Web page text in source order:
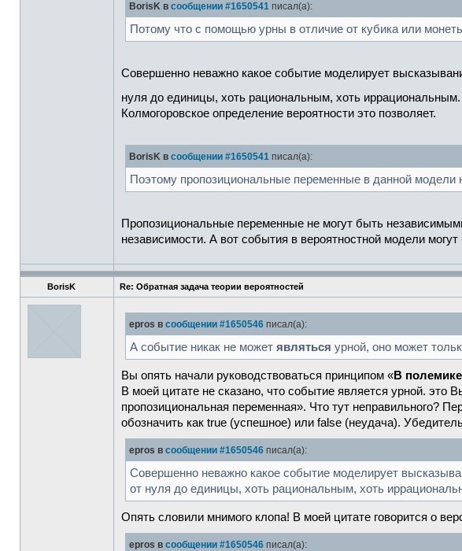
BorisK в сообщении #1650541 писал(а):
Потому что с помощью урны в отличие от кубика или
Совершенно неважно какое событие моделирует
нуля до единицы, хоть рациональным, хоть
Колмогоровское определение вероятности это позволяет.
BorisK в сообщении #1650541 писал(а):
Поэтому пропозициональные переменные в данной модели
Пропозициональные переменные не могут быть
независимости. А вот события в вероятностной модели
BorisK Re: Обратная задача теории вероятностей
epros в сообщении #1650546 писал(а):
А событие никак не может являться урной, оно может
Вы опять начали руководствоваться принципом «В
В моей цитате не сказано, что событие является урной.
пропозициональная переменная». Что тут неправильного?
обозначить как true (успешное) или false (неудача).
epros в сообщении #1650546 писал(а):
Совершенно неважно какое событие моделирует
от нуля до единицы, хоть рациональным, хоть
Опять словили мнимого клопа! В моей цитате говорится о
epros в сообщении #1650546 писал(а):